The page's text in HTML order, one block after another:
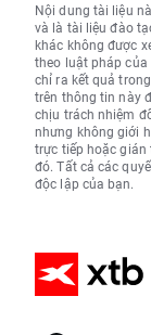
Nội dung tài liệu
và là tài liệu đào
khác không được
theo luật pháp
chỉ ra kết quả
trên thông tin này
chịu trách nhiệm
nhưng không giới
trực tiếp hoặc
đó. Tất cả các
độc lập của bạn.